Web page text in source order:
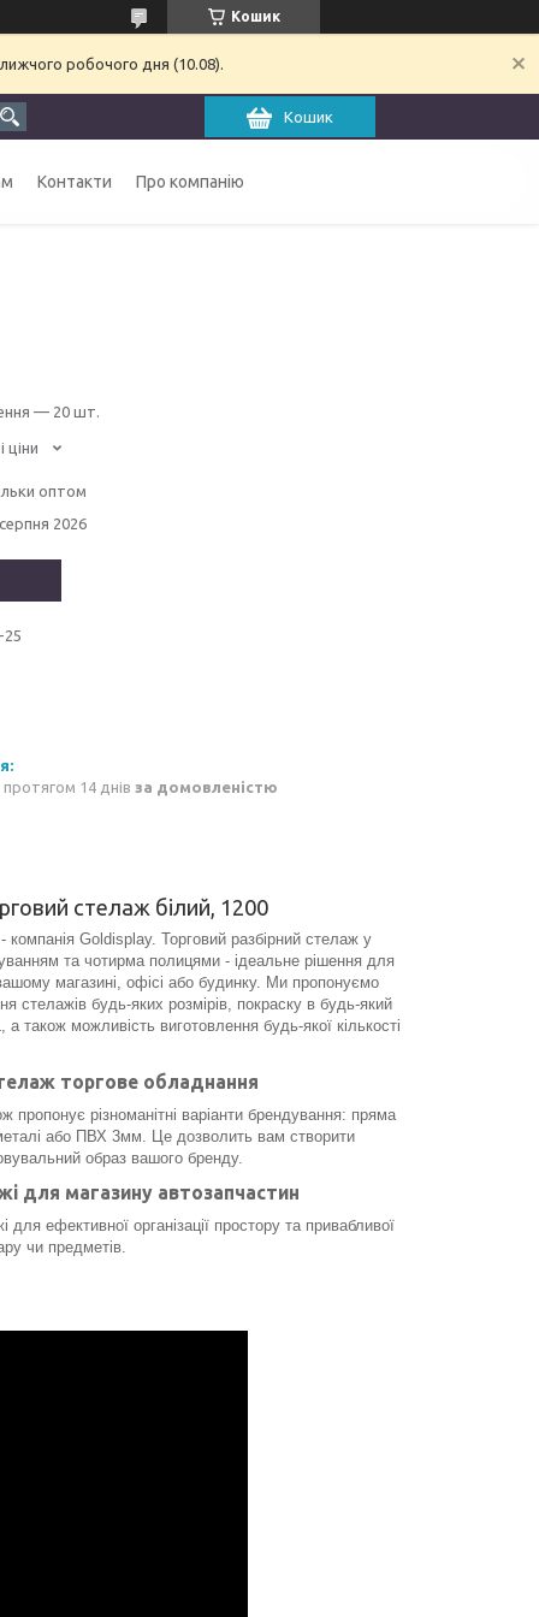
Кошик
робочого дня (10.08).
Кошик
Контакти Про компанію
— 20 шт.
ціни
оптом
2026
25
14 днів за домовленістю
стелаж білий, 1200
Goldisplay. Торговий разбірний стелаж у
та чотирма полицями - ідеальне рішення для
вашому магазині, офісі або будинку. Ми пропонуємо
стелажів будь-яких розмірів, покраску в будь-який
а також можливість виготовлення будь-якої кількості
торгове обладнання
різноманітні варіанти брендування: пряма
або ПВХ 3мм. Це дозволить вам створити
образ вашого бренду.
для магазину автозапчастин
ефективної організації простору та привабливої
чи предметів.